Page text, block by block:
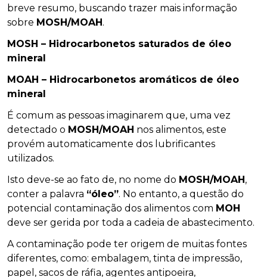
breve resumo, buscando trazer mais informação
sobre MOSH/MOAH.
MOSH – Hidrocarbonetos saturados de óleo
mineral
MOAH – Hidrocarbonetos aromáticos de óleo
mineral
É comum as pessoas imaginarem que, uma vez
detectado o MOSH/MOAH nos alimentos, este
provém automaticamente dos lubrificantes
utilizados.
Isto deve-se ao fato de, no nome do MOSH/MOAH,
conter a palavra “óleo”. No entanto, a questão do
potencial contaminação dos alimentos com MOH
deve ser gerida por toda a cadeia de abastecimento.
A contaminação pode ter origem de muitas fontes
diferentes, como: embalagem, tinta de impressão,
papel, sacos de ráfia, agentes antipoeira,